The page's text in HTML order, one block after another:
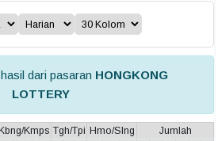
dari pasaran HONGKONG
LOTTERY
Kmps Tgh/Tpi Hmo/Slng Jumlah